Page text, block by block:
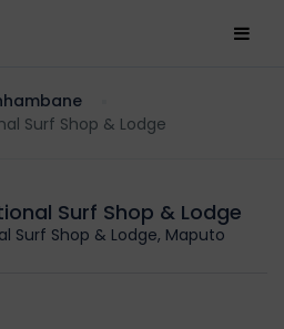
Surf Shop & Lodge
Surf Shop & Lodge
Surf Shop & Lodge, Maputo